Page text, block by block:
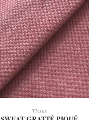
AJOUTER AU PANIER
Tissus